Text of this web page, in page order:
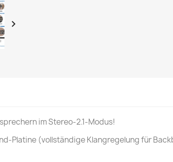

im Stereo-2.1-Modus!
Platine (vollständige Klangregelung für